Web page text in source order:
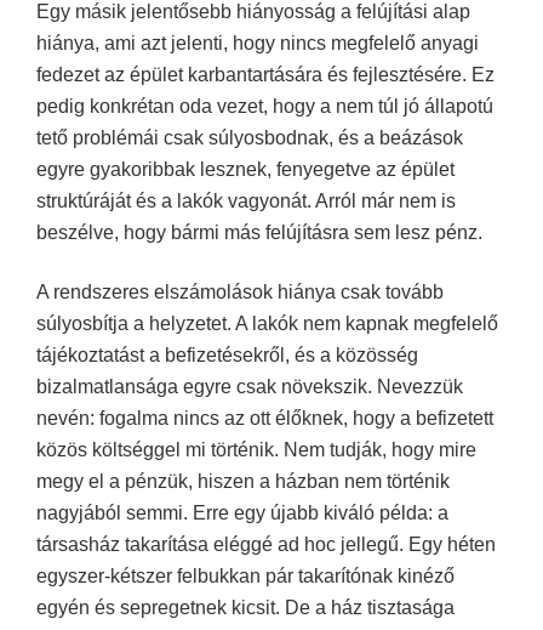
Egy másik jelentősebb hiányosság a felújítási alap
hiánya, ami azt jelenti, hogy nincs megfelelő anyagi
fedezet az épület karbantartására és fejlesztésére. Ez
pedig konkrétan oda vezet, hogy a nem túl jó állapotú
tető problémái csak súlyosbodnak, és a beázások
egyre gyakoribbak lesznek, fenyegetve az épület
struktúráját és a lakók vagyonát. Arról már nem is
beszélve, hogy bármi más felújításra sem lesz pénz.
A rendszeres elszámolások hiánya csak tovább
súlyosbítja a helyzetet. A lakók nem kapnak megfelelő
tájékoztatást a befizetésekről, és a közösség
bizalmatlansága egyre csak növekszik. Nevezzük
nevén: fogalma nincs az ott élőknek, hogy a befizetett
közös költséggel mi történik. Nem tudják, hogy mire
megy el a pénzük, hiszen a házban nem történik
nagyjából semmi. Erre egy újabb kiváló példa: a
társasház takarítása eléggé ad hoc jellegű. Egy héten
egyszer-kétszer felbukkan pár takarítónak kinéző
egyén és sepregetnek kicsit. De a ház tisztasága